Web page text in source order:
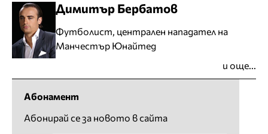
Димитър Бербатов
Футболист, централен нападател на
Манчестър Юнайтед
и още...
Абонамент
Абонирай се за новото в сайта